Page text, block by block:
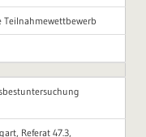
Referat 47.3,